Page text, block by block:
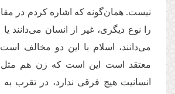
نیست. همان‌گونه که اشاره کردم در
را نوع دیگری، غیر از انسان می‌دانند
می‌دانند، اسلام با این دو مخالف
معتقد است این است که زن هم
انسانیت هیچ فرقی ندارد، در تقرب